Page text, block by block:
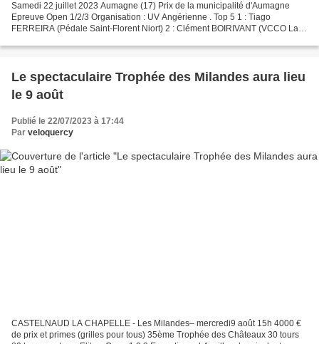
Samedi 22 juillet 2023 Aumagne (17) Prix de la municipalité d'Aumagne
Epreuve Open 1/2/3 Organisation : UV Angérienne . Top 5 1 : Tiago
FERREIRA (Pédale Saint-Florent Niort) 2 : Clément BOIRIVANT (VCCO La
Le spectaculaire Trophée des Milandes aura lieu
le 9 août
Publié le 22/07/2023 à 17:44
Par veloquercy
CASTELNAUD LA CHAPELLE - Les Milandes– mercredi9 août 15h 4000 €
de prix et primes (grilles pour tous) 35ème Trophée des Châteaux 30 tours